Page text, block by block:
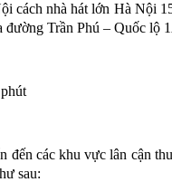
cách nhà hát lớn Hà Nội
Trần Phú – Quốc lộ
các khu vực lân cận
sau: